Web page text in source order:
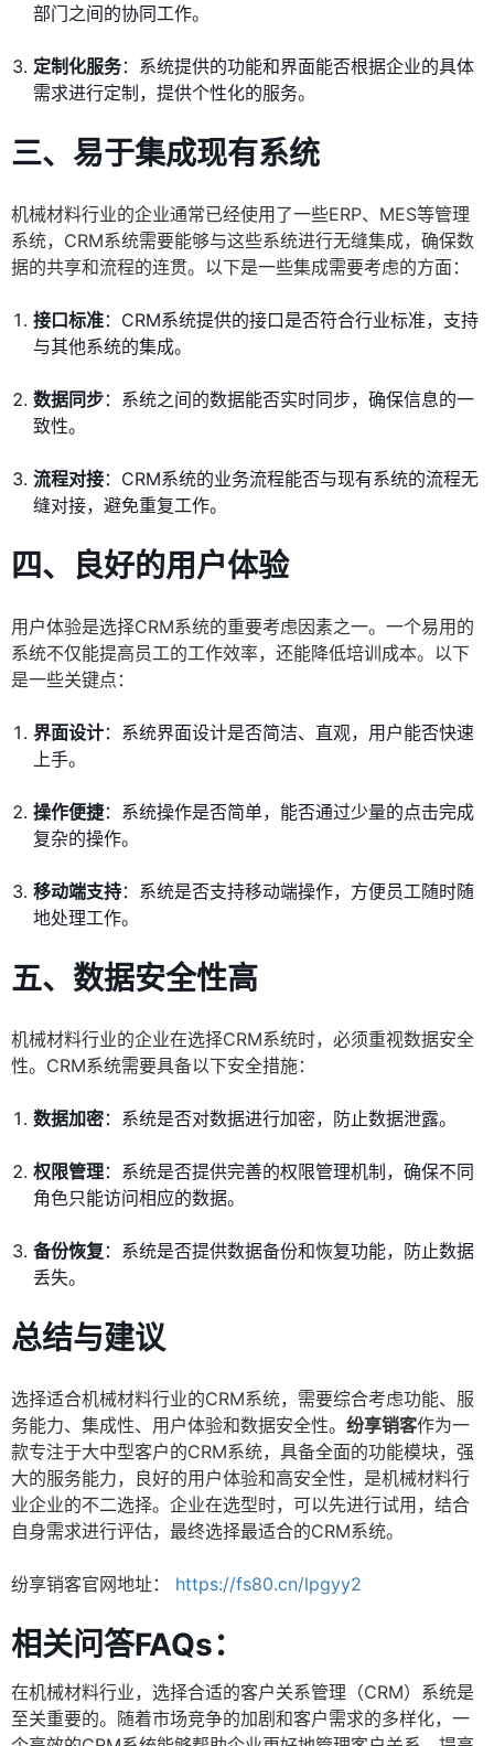
部门之间的协同工作。
定制化服务：系统提供的功能和界面能否根据企业的具体
需求进行定制，提供个性化的服务。
三、易于集成现有系统
机械材料行业的企业通常已经使用了一些ERP、MES等管理
系统，CRM系统需要能够与这些系统进行无缝集成，确保数
据的共享和流程的连贯。以下是一些集成需要考虑的方面：
接口标准：CRM系统提供的接口是否符合行业标准，支持
与其他系统的集成。
数据同步：系统之间的数据能否实时同步，确保信息的一
致性。
流程对接：CRM系统的业务流程能否与现有系统的流程无
缝对接，避免重复工作。
四、良好的用户体验
用户体验是选择CRM系统的重要考虑因素之一。一个易用的
系统不仅能提高员工的工作效率，还能降低培训成本。以下
是一些关键点：
界面设计：系统界面设计是否简洁、直观，用户能否快速
上手。
操作便捷：系统操作是否简单，能否通过少量的点击完成
复杂的操作。
移动端支持：系统是否支持移动端操作，方便员工随时随
地处理工作。
五、数据安全性高
机械材料行业的企业在选择CRM系统时，必须重视数据安全
性。CRM系统需要具备以下安全措施：
数据加密：系统是否对数据进行加密，防止数据泄露。
权限管理：系统是否提供完善的权限管理机制，确保不同
角色只能访问相应的数据。
备份恢复 ：系统是否提供数据备份和恢复功能，防止数据
丢失。
总结与建议
选择适合机械材料行业的CRM系统，需要综合考虑功能、服
务能力、集成性、用户体验和数据安全性。 纷享销客作为一
款专注于大中型客户的CRM系统，具备全面的功能模块，强
大的服务能力，良好的用户体验和高安全性，是机械材料行
业企业的不二选择。企业在选型时，可以先进行试用，结合
自身需求进行评估，最终选择最适合的CRM系统。
纷享销客官网地址： https://fs80.cn/lpgyy2
相关问答FAQs：
在机械材料行业，选择合适的客户关系管理（CRM）系统是
至关重要的。随着市场竞争的加剧和客户需求的多样化，一